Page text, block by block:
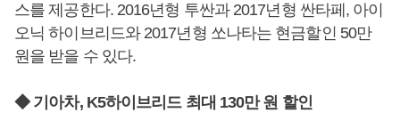
스를 제공한다. 2016년형 투싼과 2017년형 싼타페, 아이
오닉 하이브리드와 2017년형 쏘나타는 현금할인 50만
원을 받을 수 있다.
◆ 기아차, K5하이브리드 최대 130만 원 할인